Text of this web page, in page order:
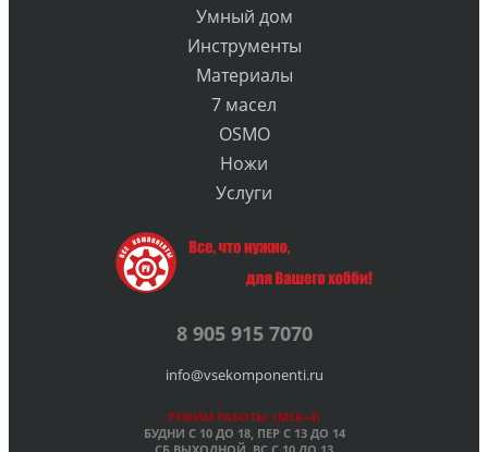
Умный дом
Инструменты
Материалы
7 масел
OSMO
Ножи
Услуги
8 905 915 7070
info@vsekomponenti.ru
РЕЖИМ РАБОТЫ: (MSK+4)
БУДНИ С 10 ДО 18, ПЕРС 13 ДО 14